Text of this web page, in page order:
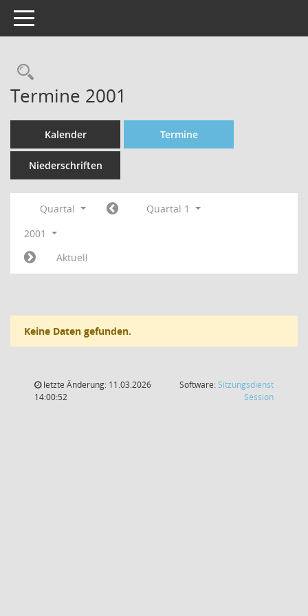
Toggle navigation
Rechercheauswahl
Termine 2001
Kalender Termine
Niederschriften
Quartal
Quartal 1
2001
Aktuell
Keine Daten gefunden.
letzte Änderung: 11.03.2026
14:00:52
Software:Sitzungsdienst
Session(Wird in